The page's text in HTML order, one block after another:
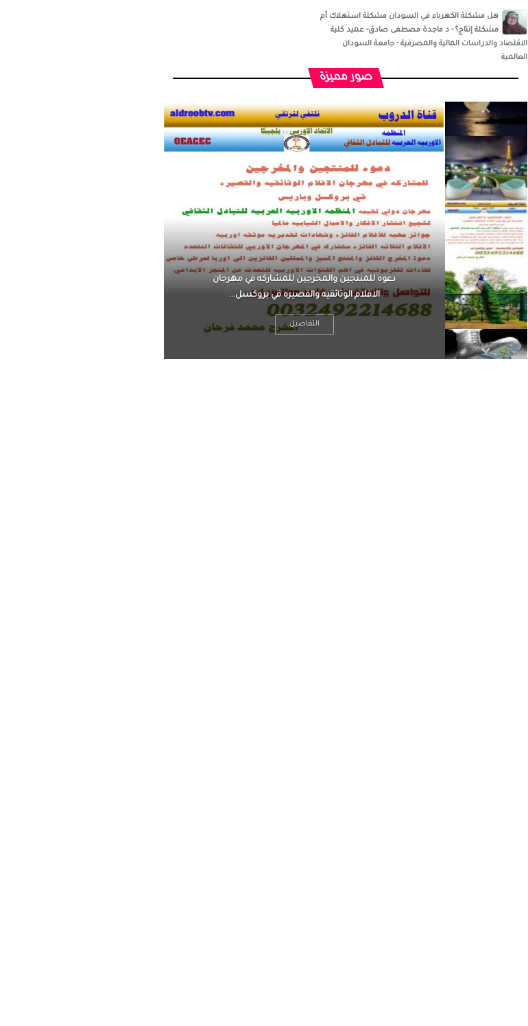
هل مشكلة الكهرباء في السودان مشكلة استهلاك أم
مشكلة إنتاج؟ - د ماجدة مصطفى صادق- عميد كلية
الاقتصاد والدراسات المالية والمصرفية - جامعة السودان
العالمية
صور مميزة
الرجل العظيم يكون مطمئناً ، يتحرر من القلق ،
بينما الرجل ضيق الأفق فعادة ما يكون متوتراً
التفاصيل